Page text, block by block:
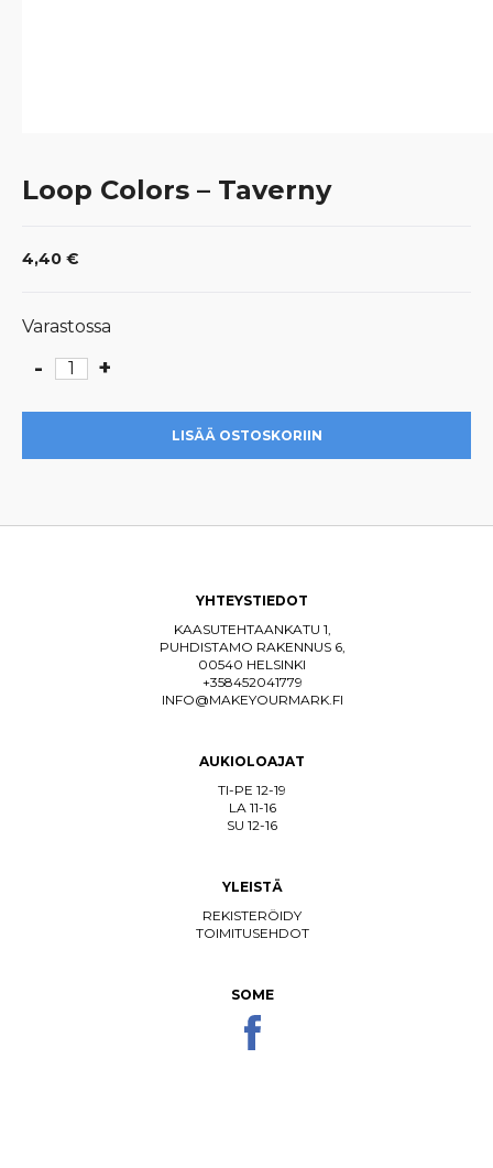
Loop Colors – Taverny
4,40 €
Varastossa
-
Loop
-
määrä
+
LISÄÄ OSTOSKORIIN
YHTEYSTIEDOT
KAASUTEHTAANKATU 1,
PUHDISTAMO RAKENNUS 6,
00540 HELSINKI
+358452041779
INFO@MAKEYOURMARK.FI
AUKIOLOAJAT
TI-PE 12-19
LA 11-16
SU 12-16
YLEISTÄ
REKISTERÖIDY
TOIMITUSEHDOT
SOME